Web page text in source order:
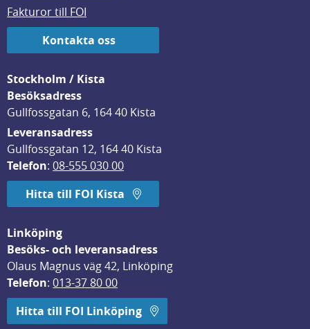
Fakturor till FOI
Kontakta oss
Stockholm / Kista
Besöksadress
Gullfossgatan 6, 164 40 Kista
Leveransadress
Gullfossgatan 12, 164 40 Kista
Telefon: 08-555 030 00
Hitta till FOI Kista
Linköping
Besöks- och leveransadress
Olaus Magnus väg 42, Linköping
Telefon: 013-37 80 00
Hitta till FOI Linköping